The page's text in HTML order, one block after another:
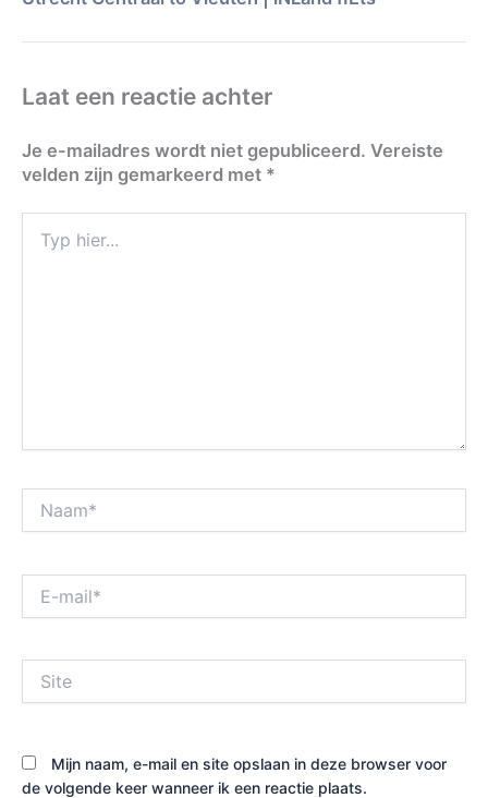
Laat een reactie achter
Je e-mailadres wordt niet gepubliceerd. Vereiste
velden zijn gemarkeerd met *
hier...
mail*
Mijn naam, e-mail en site opslaan in deze browser voor
de volgende keer wanneer ik een reactie plaats.